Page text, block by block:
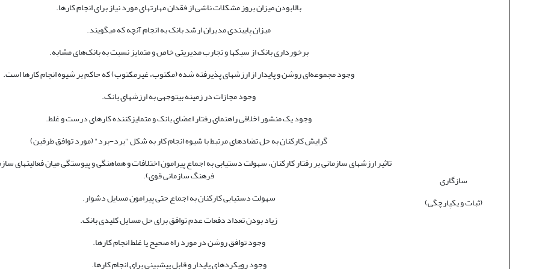
بالابودن میزان بروز مشکلات ناشی از فقدان مهارتهای مورد نیاز برای انجام کارها.
سازگاری
(ثبات و یکپارچگی)
میزان پایبندی مدیران ارشد بانک به انجام آنچه که می­گویند.
برخورداری بانک از سبک­ها و تجارب مدیریتی خاص و متمایز نسبت به بانک‌های مشابه.
وجود مجموعه‌ای روشن و پایدار از ارزش­های پذیرفته شده (مکتوب، غیرمکتوب) که حاکم بر شیوه انجام کارها است.
وجود مجازات در زمینه بی­توجهی به ارزش­های بانک.
وجود یک منشور اخلاقی راهنمای رفتار اعضای بانک و متمایزکننده کارهای درست و غلط.
گرایش کارکنان به حل تضادهای مرتبط با شیوه انجام کار به شکل "برد-برد" (مورد توافق طرفین)
تاثیر ارزش­های سازمانی بر رفتار کارکنان، سهولت دستیابی به اجماع پیرامون اختلافات و هماهنگی و پیوستگی میان فعالیت­های
فرهنگ سازمانی قوی).
سهولت دستیابی کارکنان به اجماع حتی پیرامون مسایل دشوار.
زیاد بودن تعداد دفعات عدم توافق برای حل مسایل کلیدی بانک.
وجود توافق روشن در مورد راه صحیح یا غلط انجام کارها.
وجود رویکردهای پایدار و قابل پیش­بینی برای انجام کارها.